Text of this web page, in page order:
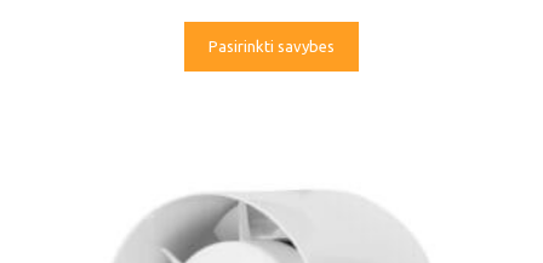
Pasirinkti savybes